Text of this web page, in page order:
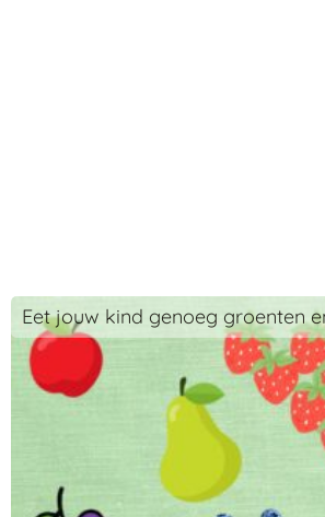
Eet jouw kind genoeg groenten